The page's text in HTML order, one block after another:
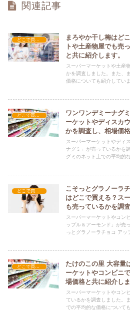
関連記事
まろやか干し梅はど
トや土産物屋でも売
と共に紹介します。
スーパーマーケットや土産
かを調査しました。また、
価格についても紹介してい
ワンワンデミーナグ
ーケットやディスカ
かを調査し、相場価
スーパーマーケットやディ
ナグミ」が売っているかを
グミのネット上での平均的
こそっとグラノーラ
はどこで買える？ス
も売っているかを調
す。
スーパーマーケットやコン
ップル＆アーモンド」が売
っとグラノーラチョコ アッ
たけのこの里 大容量
ーケットやコンビニ
場価格と共に紹介しま
スーパーマーケットやコン
ているかを調査しました。
での平均的な価格について